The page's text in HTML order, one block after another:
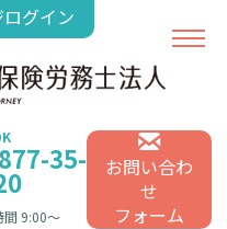
グイン
35-
間 9:00〜
お問い合わ
せ
フォーム